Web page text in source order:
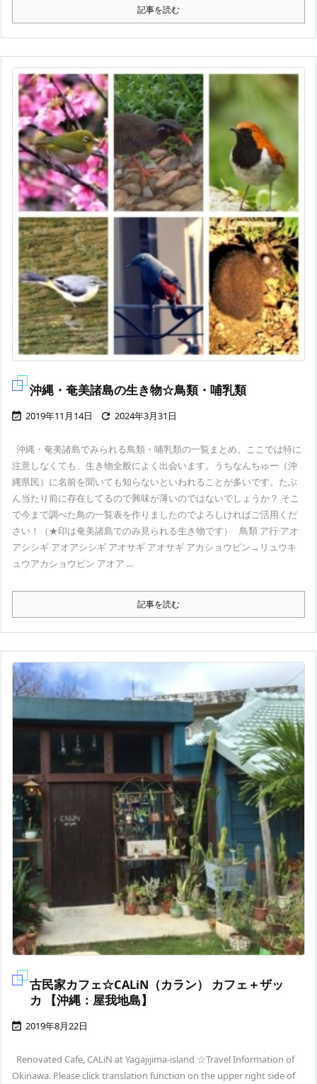
記事を読む
沖縄・奄美諸島の生き物☆鳥類・哺乳類
 2019年11月14日  2024年3月31日
沖縄・奄美諸島でみられる鳥類・哺乳類の一覧まとめ。ここでは特に
注意しなくても、生き物全般によく出会います。うちなんちゅー（沖
縄県民）に名前を聞いても知らないといわれることが多いです。たぶ
ん当たり前に存在してるので興味が薄いのではないでしょうか？ そこ
で今まで調べた鳥の一覧表を作りましたのでよろしければご活用くだ
さい！（★印は奄美諸島でのみ見られる生き物です） 鳥類 ア行 アオ
アシシギ アオアシシギ アオサギ アオサギ アカショウビン→リュウキ
ュウアカショウビン アオア ...
記事を読む
古民家カフェ☆CALiN（カラン） カフェ＋ザッ
カ 【沖縄：屋我地島】
 2019年8月22日
Renovated Cafe, CALiN at Yagajijima-island ☆Travel Information of
Okinawa. Please click translation function on the upper right side of